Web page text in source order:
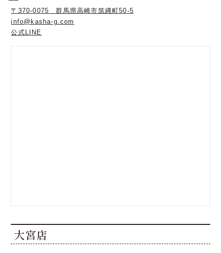
〒370-0075 群馬県高崎市筑縄町50-5
info@kasha-g.com
公式LINE
大宮店